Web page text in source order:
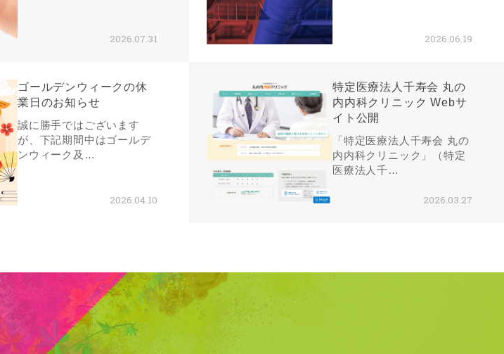
2026.07.31 2026.06.19
ゴールデンウィークの休
業日のお知らせ
誠に勝手ではございます
が、下記期間中はゴールデ
ンウィーク及…
2026.04.10
特定医療法人千寿会 丸の
内内科クリニック Webサ
イト公開
「特定医療法人千寿会 丸の
内内科クリニック」（特定
医療法人千…
2026.03.27